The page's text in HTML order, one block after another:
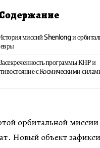
миссий Shenlong и
программы КНР и
с Космическими
орбитальной
Новый объект